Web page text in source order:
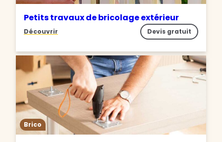
Petits travaux de bricolage extérieur
Découvrir Devis gratuit
Brico